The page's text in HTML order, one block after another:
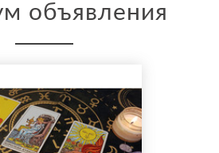
объявления